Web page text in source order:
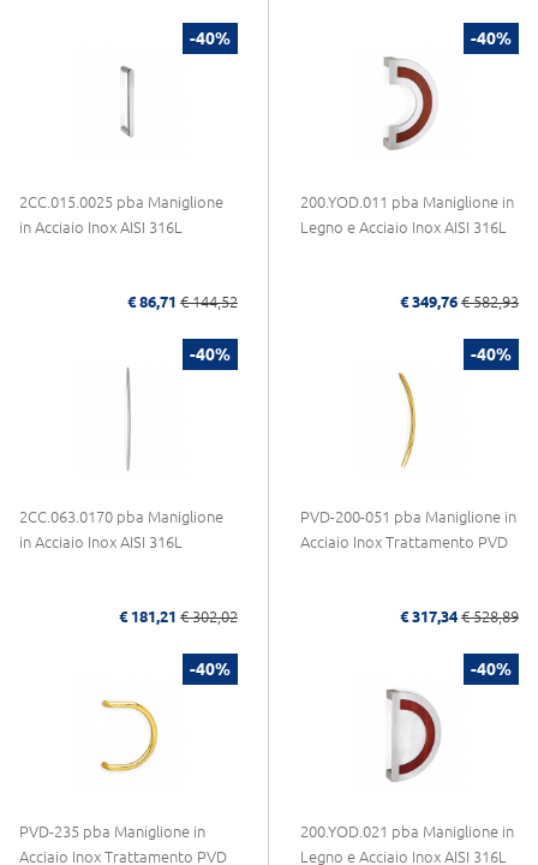
-40%
2CC.015.0025 pba Maniglione
in Acciaio Inox AISI 316L
€ 86,71 € 144,52
-40%
200.YOD.011 pba Maniglione in
Legno e Acciaio Inox AISI 316L
€ 349,76 € 582,93
-40%
2CC.063.0170 pba Maniglione
in Acciaio Inox AISI 316L
€ 181,21 € 302,02
-40%
PVD-200-051 pba Maniglione in
Acciaio Inox Trattamento PVD
€ 317,34 € 528,89
-40%
PVD-235 pba Maniglione in
Acciaio Inox Trattamento PVD
-40%
200.YOD.021 pba Maniglione in
Legno e Acciaio Inox AISI 316L